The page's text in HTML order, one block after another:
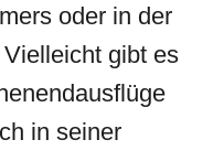
oder in der
gibt es
in seiner